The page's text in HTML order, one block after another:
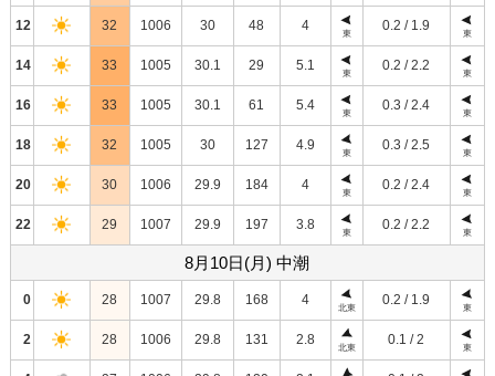
12 32 1006 30 48 4
東
0.2 / 1.9
東
14 33 1005 30.1 29 5.1
東
0.2 / 2.2
東
16 33 1005 30.1 61 5.4
東
0.3 / 2.4
東
18 32 1005 30 127 4.9
東
0.3 / 2.5
東
20 30 1006 29.9 184 4
東
0.2 / 2.4
東
22 29 1007 29.9 197 3.8
東
0.2 / 2.2
東
8月10日(月) 中潮
0 28 1007 29.8 168 4
北東
0.2 / 1.9
東
2 28 1006 29.8 131 2.8
北東
0.1 / 2
東